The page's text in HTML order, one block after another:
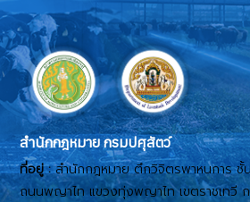
สำนักกฎหมาย กรมปศุสัตว์
ที่อยู่ :สำนักกฎหมาย ตึกวิจิตรพาหนการ ชั้
ถนนพญาไท แขวงทุ่งพญาไท เขตราชเทวี